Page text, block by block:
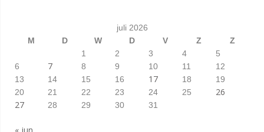
juli 2026
M
D W D V Z
Z
1
2 3 4
5
6
7 8 9 10 11
12
13
14 15 16 17 18
19
20
21 22 23 24 25
26
27
28 29 30 31
« jun